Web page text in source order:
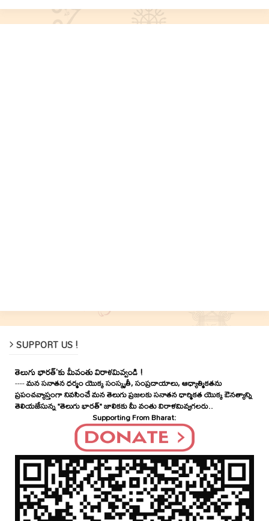
SUPPORT US !
తెలుగు భారత్'కు మీవంతు విరాళమివ్వండి !
----మన సనాతన ధర్మం యొక్క సంస్కృతీ, సంప్రదాయాలు, ఆధ్యాత్మికతను
ప్రపంచవ్యాప్తంగా నివసించే మన తెలుగు ప్రజలకు సనాతన ధార్మికత యొక్క ఔనత్యాన్ని
తెలియజేసున్న "తెలుగు భారత్" జాలికకు మీ వంతు విరాళమివ్వగలరు..
Supporting From Bharat: